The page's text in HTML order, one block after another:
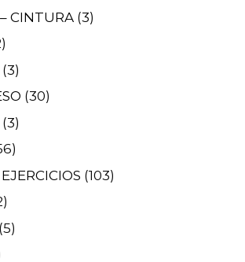
CINTURA (3)
(3)
(30)
(3)
(103)
(5)